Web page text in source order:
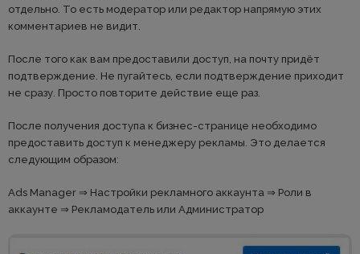
отдельно. То есть модератор или редактор напрямую этих
комментариев не видит.
После того как вам предоставили доступ, на почту придёт
подтверждение. Не пугайтесь, если подтверждение приходит
не сразу. Просто повторите действие еще раз.
После получения доступа к бизнес-странице необходимо
предоставить доступ к менеджеру рекламы. Это делается
следующим образом:
Ads Manager ⇒ Настройки рекламного аккаунта ⇒ Роли в
аккаунте ⇒ Рекламодатель или Администратор